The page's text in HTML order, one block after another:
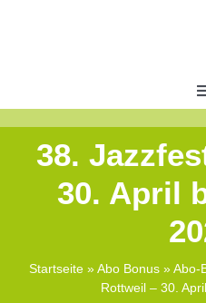
ABO Bonus
38.
30. April
Startseite »Abo Bonus »Abo-
Rottweil – 30.